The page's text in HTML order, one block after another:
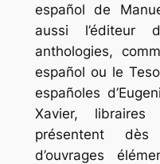
español de
aussi l’éditeur
anthologies,
español ou le
españoles
Xavier, libraires
présentent
d’ouvrages